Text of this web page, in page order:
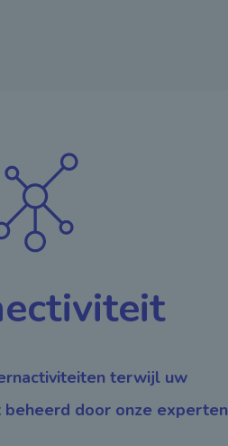
terwijl uw
door onze experten